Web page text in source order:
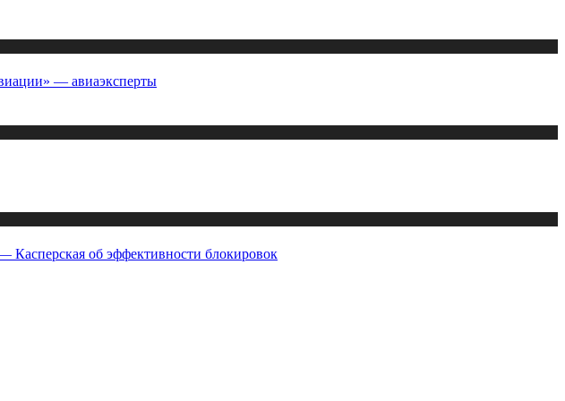
— авиаэксперты
Касперская об эффективности блокировок